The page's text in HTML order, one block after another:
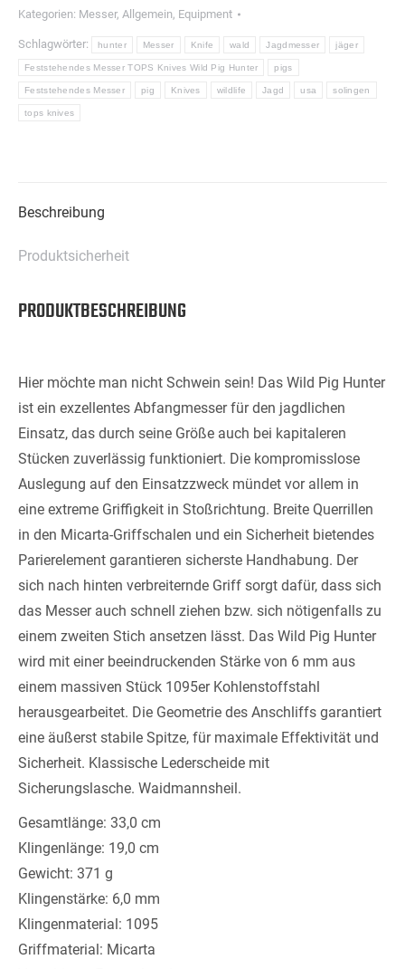
Kategorien: Messer, Allgemein, Equipment
Schlagwörter: hunter Messer Knife wald Jagdmesser jäger
Feststehendes Messer TOPS Knives Wild Pig Hunter pigs
Feststehendes Messer pig Knives wildlife Jagd usa solingen
tops knives
Beschreibung
Produktsicherheit
PRODUKTBESCHREIBUNG
Hier möchte man nicht Schwein sein! Das Wild Pig Hunter
ist ein exzellentes Abfangmesser für den jagdlichen
Einsatz, das durch seine Größe auch bei kapitaleren
Stücken zuverlässig funktioniert. Die kompromisslose
Auslegung auf den Einsatzzweck mündet vor allem in
eine extreme Griffigkeit in Stoßrichtung. Breite Querrillen
in den Micarta-Griffschalen und ein Sicherheit bietendes
Parierelement garantieren sicherste Handhabung. Der
sich nach hinten verbreiternde Griff sorgt dafür, dass sich
das Messer auch schnell ziehen bzw. sich nötigenfalls zu
einem zweiten Stich ansetzen lässt. Das Wild Pig Hunter
wird mit einer beeindruckenden Stärke von 6 mm aus
einem massiven Stück 1095er Kohlenstoffstahl
herausgearbeitet. Die Geometrie des Anschliffs garantiert
eine äußerst stabile Spitze, für maximale Effektivität und
Sicherheit. Klassische Lederscheide mit
Sicherungslasche. Waidmannsheil.
Gesamtlänge: 33,0 cm
Klingenlänge: 19,0 cm
Gewicht: 371 g
Klingenstärke: 6,0 mm
Klingenmaterial: 1095
Griffmaterial: Micarta